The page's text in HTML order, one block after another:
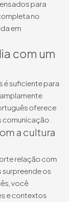
para
no
em
com um
é suficiente para
oferece
comunicação.
a cultura
relação com
surpreende os
você
e contextos